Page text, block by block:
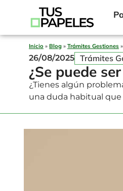
Inicio » Blog » Trámites Gestiones »
26/08/2025 Trámites
¿Se puede
¿Tienes algún
una duda habitual que